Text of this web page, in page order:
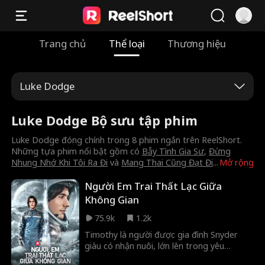
Trang chủ Thể loại Thương hiệu
Luke Dodge
Luke Dodge Bộ sưu tập phim
Mở rộng
Luke Dodge đóng chính trong 8 phim ngắn trên ReelShort.
Những tựa phim nổi bật gồm có Bẫy Tình Gia Sư,Đừng
Nhung Nhớ Khi Tôi Ra Đi và Mang Thai Cũng Đạt Đi...
Người Em Trai Thất Lạc Giữa
Không Gian
75.9k
1.2k
Timothy là người được gia đình Snyder
giàu có nhận nuôi, lớn lên trong yêu